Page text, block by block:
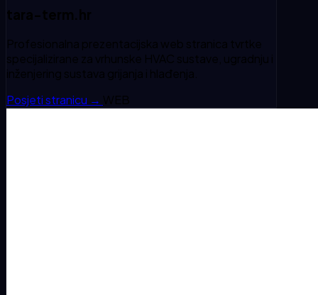
tara-term.hr
Profesionalna prezentacijska web stranica tvrtke
specijalizirane za vrhunske HVAC sustave, ugradnju i
inženjering sustava grijanja i hlađenja.
Posjeti stranicu → WEB